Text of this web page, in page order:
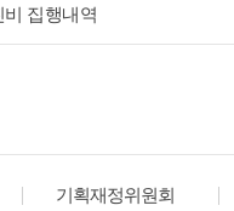
비 집행내역
기획재정위원회